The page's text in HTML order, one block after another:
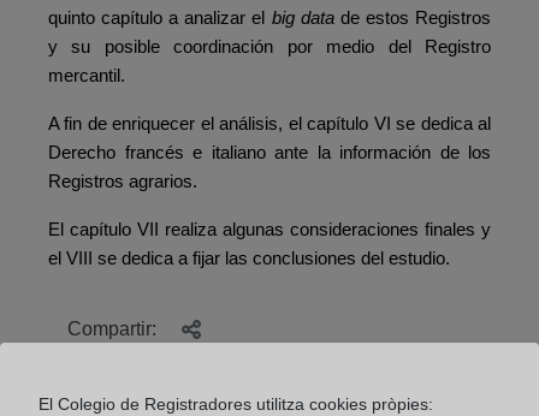
quinto capítulo a analizar el big datade estos Registros
y su posible coordinación por medio del Registro
mercantil.
A fin de enriquecer el análisis, el capítulo VI se dedica al
Derecho francés e italiano ante la información de los
Registros agrarios.
El capítulo VII realiza algunas consideraciones finales y
el VIII se dedica a fijar las conclusiones del estudio.
Compartir:
El Colegio de Registradores utilitza cookies pròpies: